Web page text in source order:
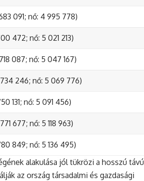
091; nő: 4 995 778)
472; nő: 5 021 213)
087; nő: 5 047 167)
246; nő: 5 069 776)
131; nő: 5 091 456)
677; nő: 5 118 963)
849; nő: 5 136 495)
alakulása jól tükrözi a hosszú távú
az ország társadalmi és gazdasági